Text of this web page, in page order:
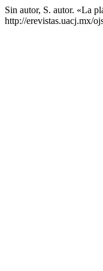
Sin autor, S. autor. «La
http://erevistas.uacj.mx/